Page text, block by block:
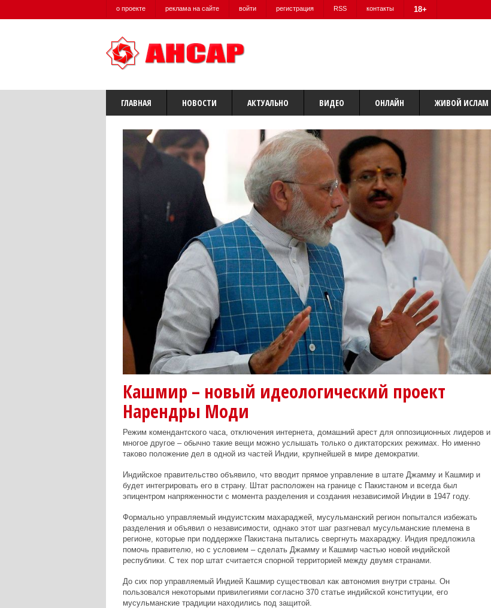
о проекте реклама на сайте войти регистрация RSS контакты 18+
ГЛАВНАЯ НОВОСТИ АКТУАЛЬНО ВИДЕО ОНЛАЙН ЖИВОЙ ИСЛАМ
Кашмир – новый идеологический проект
Нарендры Моди
Режим комендантского часа, отключения интернета, домашний арест для оппозиционных лидеров и
многое другое – обычно такие вещи можно услышать только о диктаторских режимах. Но именно
таково положение дел в одной из частей Индии, крупнейшей в мире демократии.
Индийское правительство объявило, что вводит прямое управление в штате Джамму и Кашмир и
будет интегрировать его в страну. Штат расположен на границе с Пакистаном и всегда был
эпицентром напряженности с момента разделения и создания независимой Индии в 1947 году.
Формально управляемый индуистским махараджей, мусульманский регион попытался избежать
разделения и объявил о независимости, однако этот шаг разгневал мусульманские племена в
регионе, которые при поддержке Пакистана пытались свергнуть махараджу. Индия предложила
помочь правителю, но с условием – сделать Джамму и Кашмир частью новой индийской
республики. С тех пор штат считается спорной территорией между двумя странами.
До сих пор управляемый Индией Кашмир существовал как автономия внутри страны. Он
пользовался некоторыми привилегиями согласно 370 статье индийской конституции, его
мусульманские традиции находились под защитой.